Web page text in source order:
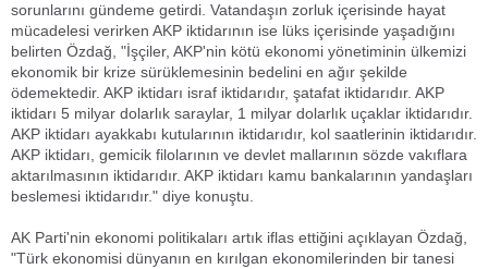
sorunlarını gündeme getirdi. Vatandaşın zorluk içerisinde hayat
mücadelesi verirken AKP iktidarının ise lüks içerisinde yaşadığını
belirten Özdağ, "İşçiler, AKP'nin kötü ekonomi yönetiminin ülkemizi
ekonomik bir krize sürüklemesinin bedelini en ağır şekilde
ödemektedir. AKP iktidarı israf iktidarıdır, şatafat iktidarıdır. AKP
iktidarı 5 milyar dolarlık saraylar, 1 milyar dolarlık uçaklar iktidarıdır.
AKP iktidarı ayakkabı kutularının iktidarıdır, kol saatlerinin iktidarıdır.
AKP iktidarı, gemicik filolarının ve devlet mallarının sözde vakıflara
aktarılmasının iktidarıdır. AKP iktidarı kamu bankalarının yandaşları
beslemesi iktidarıdır." diye konuştu.
AK Parti'nin ekonomi politikaları artık iflas ettiğini açıklayan Özdağ,
"Türk ekonomisi dünyanın en kırılgan ekonomilerinden bir tanesi